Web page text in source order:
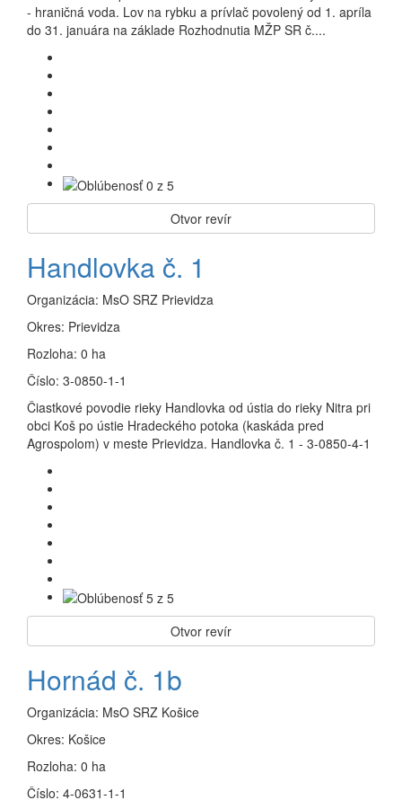
- hraničná voda. Lov na rybku a prívlač povolený od 1. apríla
do 31. januára na základe Rozhodnutia MŽP SR č....
Otvor revír
Handlovka č. 1
Organizácia: MsO SRZ Prievidza
Okres: Prievidza
Rozloha: 0 ha
Číslo: 3-0850-1-1
Čiastkové povodie rieky Handlovka od ústia do rieky Nitra pri
obci Koš po ústie Hradeckého potoka (kaskáda pred
Agrospolom) v meste Prievidza. Handlovka č. 1 - 3-0850-4-1
Otvor revír
Hornád č. 1b
Organizácia: MsO SRZ Košice
Okres: Košice
Rozloha: 0 ha
Číslo: 4-0631-1-1